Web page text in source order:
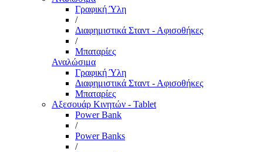
Γραφική Ύλη
/
Διαφημιστικά Σταντ - Αφισοθήκες
/
Μπαταρίες
Αναλώσιμα
Γραφική Ύλη
Διαφημιστικά Σταντ - Αφισοθήκες
Μπαταρίες
Αξεσουάρ Κινητών - Tablet
Power Bank
/
Power Banks
/